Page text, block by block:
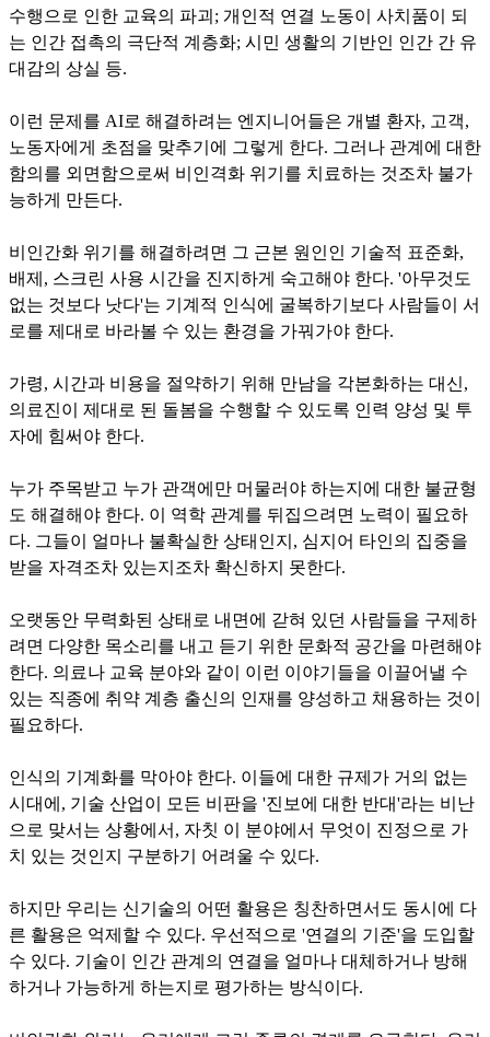
수행으로 인한 교육의 파괴; 개인적 연결 노동이 사치품이 되
는 인간 접촉의 극단적 계층화; 시민 생활의 기반인 인간 간 유
대감의 상실 등.
이런 문제를 AI로 해결하려는 엔지니어들은 개별 환자, 고객,
노동자에게 초점을 맞추기에 그렇게 한다. 그러나 관계에 대한
함의를 외면함으로써 비인격화 위기를 치료하는 것조차 불가
능하게 만든다.
비인간화 위기를 해결하려면 그 근본 원인인 기술적 표준화,
배제, 스크린 사용 시간을 진지하게 숙고해야 한다. '아무것도
없는 것보다 낫다'는 기계적 인식에 굴복하기보다 사람들이 서
로를 제대로 바라볼 수 있는 환경을 가꿔가야 한다.
가령, 시간과 비용을 절약하기 위해 만남을 각본화하는 대신,
의료진이 제대로 된 돌봄을 수행할 수 있도록 인력 양성 및 투
자에 힘써야 한다.
누가 주목받고 누가 관객에만 머물러야 하는지에 대한 불균형
도 해결해야 한다. 이 역학 관계를 뒤집으려면 노력이 필요하
다. 그들이 얼마나 불확실한 상태인지, 심지어 타인의 집중을
받을 자격조차 있는지조차 확신하지 못한다.
오랫동안 무력화된 상태로 내면에 갇혀 있던 사람들을 구제하
려면 다양한 목소리를 내고 듣기 위한 문화적 공간을 마련해야
한다. 의료나 교육 분야와 같이 이런 이야기들을 이끌어낼 수
있는 직종에 취약 계층 출신의 인재를 양성하고 채용하는 것이
필요하다.
인식의 기계화를 막아야 한다. 이들에 대한 규제가 거의 없는
시대에, 기술 산업이 모든 비판을 '진보에 대한 반대'라는 비난
으로 맞서는 상황에서, 자칫 이 분야에서 무엇이 진정으로 가
치 있는 것인지 구분하기 어려울 수 있다.
하지만 우리는 신기술의 어떤 활용은 칭찬하면서도 동시에 다
른 활용은 억제할 수 있다. 우선적으로 '연결의 기준'을 도입할
수 있다. 기술이 인간 관계의 연결을 얼마나 대체하거나 방해
하거나 가능하게 하는지로 평가하는 방식이다.